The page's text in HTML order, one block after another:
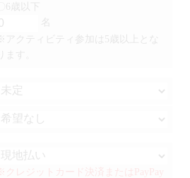
〇6歳以下
名
※アクティビティ参加は5歳以上とな
※クレジットカード決済またはPayPay